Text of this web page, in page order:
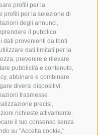
profili per la
profili per la selezione di
degli annunci,
il pubblico
dati provenienti da fonti
dati limitati per la
prevenire e rilevare
pubblicità e contenuto,
abbinare e combinare
diversi dispositivi,
trasmesse
precisi,
richieste attivamente.
il tuo consenso senza
su "Accetta cookie,"